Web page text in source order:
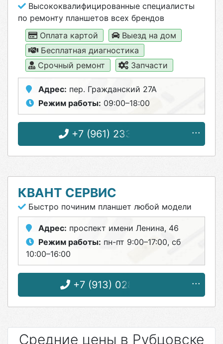
Высококвалифицированные специалисты
по ремонту планшетов всех брендов
Оплата картой
Выезд на дом
Бесплатная диагностика
Срочный ремонт
Запчасти
Адрес: пер. Гражданский 27А
Режим работы: 09:00–18:00
+7 (961) 233-76-66
КВАНТ СЕРВИС
Быстро починим планшет любой модели
Адрес: проспект имени Ленина, 46
Режим работы: пн-пт 9:00–17:00, сб
10:00–16:00
+7 (913) 028-15-15
Средние цены в Рубцовске